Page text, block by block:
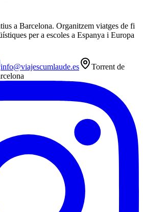
a Barcelona. Organitzem viatges de fi
per a escoles a Espanya i Europa
info@viajescumlaude.es
Torrent de